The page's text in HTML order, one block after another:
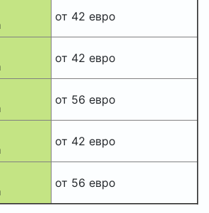
от 42 евро
от 42 евро
от 56 евро
от 42 евро
от 56 евро